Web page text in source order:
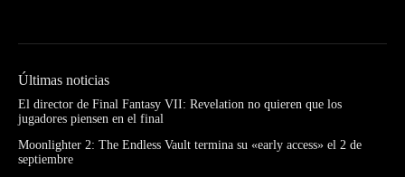
Últimas noticias
El director de Final Fantasy VII: Revelation no quieren que los
jugadores piensen en el final
Moonlighter 2: The Endless Vault termina su «early access» el 2 de
septiembre